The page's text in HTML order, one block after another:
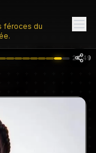
féroces du
29/49